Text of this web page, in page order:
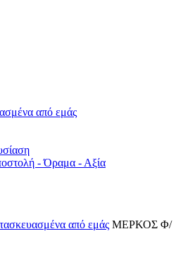
από εμάς
- Όραμα - Αξία
από εμάς ΜΕΡΚΟΣ Φ/